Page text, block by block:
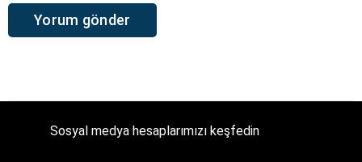
Sosyal medya hesaplarımızı keşfedin